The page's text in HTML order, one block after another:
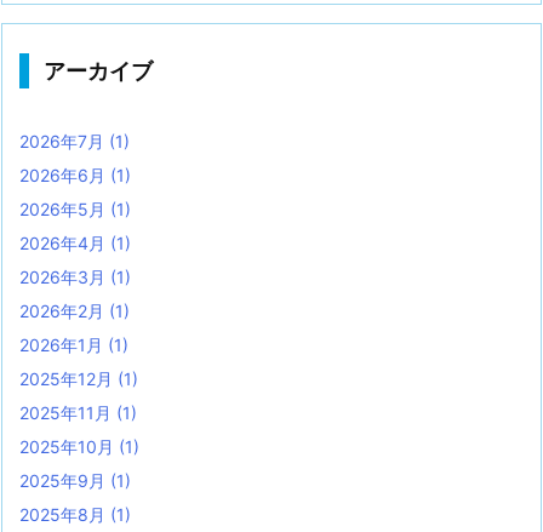
アーカイブ
2026年7月 (1)
2026年6月 (1)
2026年5月 (1)
2026年4月 (1)
2026年3月 (1)
2026年2月 (1)
2026年1月 (1)
2025年12月 (1)
2025年11月 (1)
2025年10月 (1)
2025年9月 (1)
2025年8月 (1)